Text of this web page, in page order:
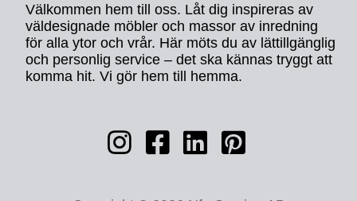
Välkommen hem till oss. Låt dig inspireras av
väldesignade möbler och massor av inredning
för alla ytor och vrår. Här möts du av lättillgänglig
och personlig service – det ska kännas tryggt att
komma hit. Vi gör hem till hemma.